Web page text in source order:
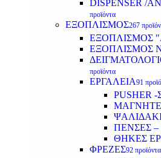
DISPENSER /
προϊόντα
ΕΞΟΠΛΙΣΜΟΣ267
ΕΞΟΠΛΙΣΜΟΣ
ΕΞΟΠΛΙΣΜΟΣ
προϊόντα
ΕΡΓΑΛΕΙΑ91
PUSHER
ΠΕΝΣΕΣ
ΘΗΚΕΣ
ΦΡΕΖΕΣ92 προϊόντα